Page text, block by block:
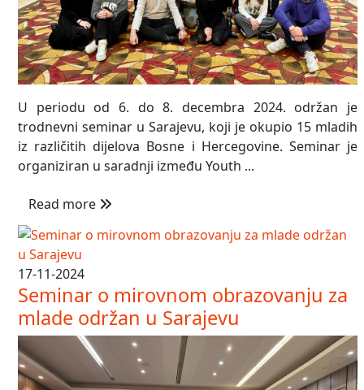
U periodu od 6. do 8. decembra 2024. održan je
trodnevni seminar u Sarajevu, koji je okupio 15 mladih
iz različitih dijelova Bosne i Hercegovine. Seminar je
organiziran u saradnji između Youth ...
Read more
17-11-2024
Seminar o mirovnom obrazovanju za
mlade održan u Sarajevu